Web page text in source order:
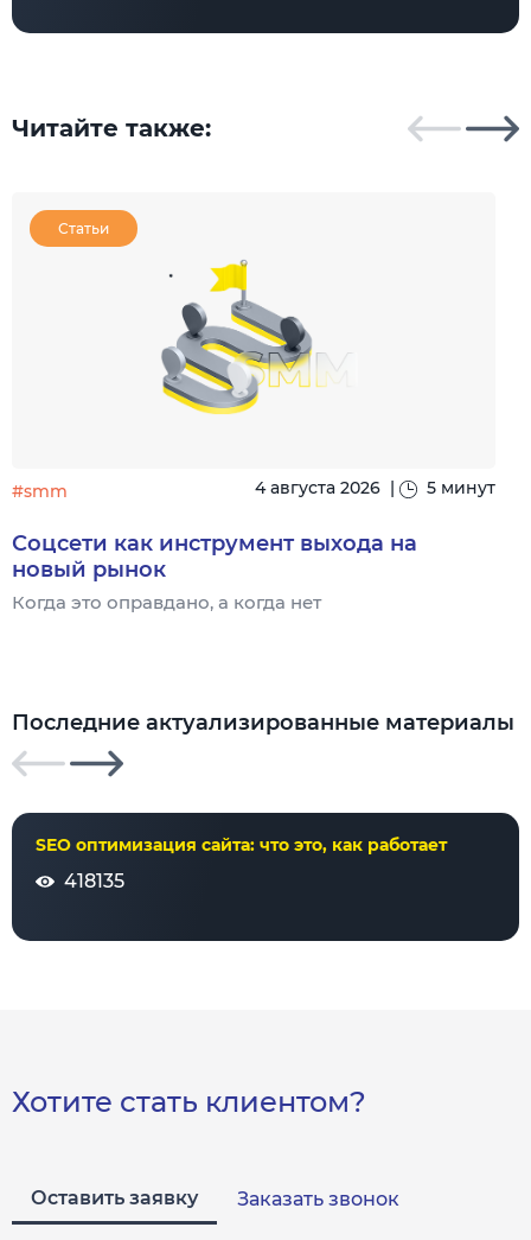
Читайте также:
Статьи
#smm 4 августа 2026 | 5 минут
Соцсети как инструмент выхода на
новый рынок
Когда это оправдано, а когда нет
Последние актуализированные материалы
SEO оптимизация сайта: что это, как работает
418135
Хотите стать клиентом?
Оставить заявку Заказать звонок